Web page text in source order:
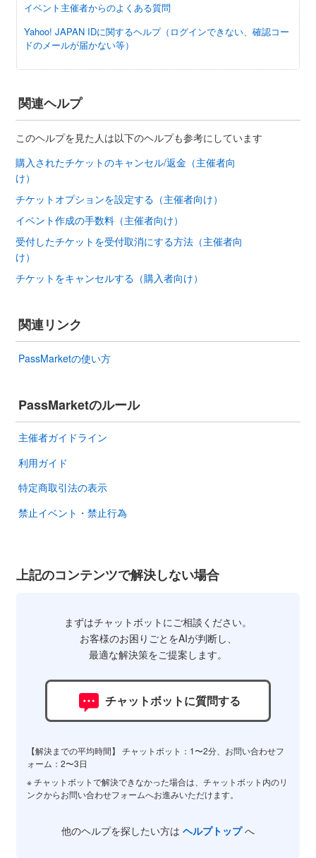
イベント主催者からのよくある質問
Yahoo! JAPAN IDに関するヘルプ（ログインできない、確認コー
ドのメールが届かない等）
関連ヘルプ
このヘルプを見た人は以下のヘルプも参考にしています
購入されたチケットのキャンセル/返金（主催者向
け）
チケットオプションを設定する（主催者向け）
イベント作成の手数料（主催者向け）
受付したチケットを受付取消にする方法（主催者向
け）
チケットをキャンセルする（購入者向け）
関連リンク
PassMarketの使い方
PassMarketのルール
主催者ガイドライン
利用ガイド
特定商取引法の表示
禁止イベント・禁止行為
上記のコンテンツで解決しない場合
まずはチャットボットにご相談ください。
お客様のお困りごとをAIが判断し、
最適な解決策をご提案します。
チャットボットに質問する
【解決までの平均時間】 チャットボット：1〜2分、お問い合わせフ
ォーム：2〜3日
※ チャットボットで解決できなかった場合は、チャットボット内のリ
ンクからお問い合わせフォームへお進みいただけます。
他のヘルプを探したい方は ヘルプトップへ